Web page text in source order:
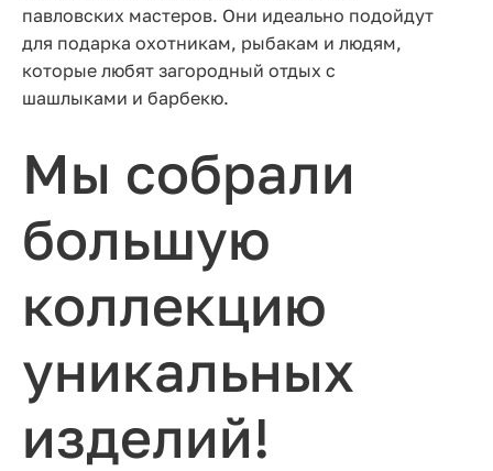
павловских мастеров. Они идеально подойдут
для подарка охотникам, рыбакам и людям,
которые любят загородный отдых с
шашлыками и барбекю.
Мы собрали
большую
коллекцию
уникальных
изделий!